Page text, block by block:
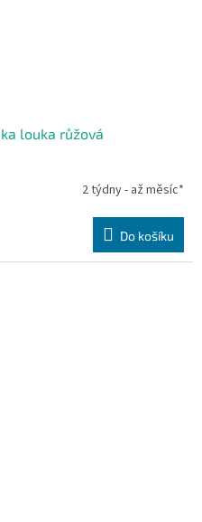
louka růžová
2 týdny - až měsíc*
Do košíku